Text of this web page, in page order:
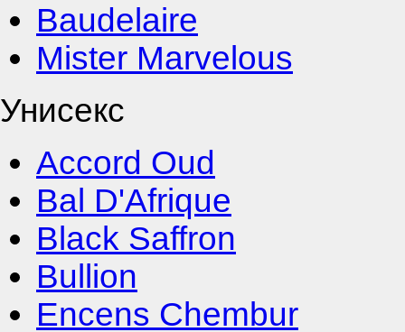
Baudelaire
Mister Marvelous
Унисекс
Accord Oud
Bal D'Afrique
Black Saffron
Bullion
Encens Chembur